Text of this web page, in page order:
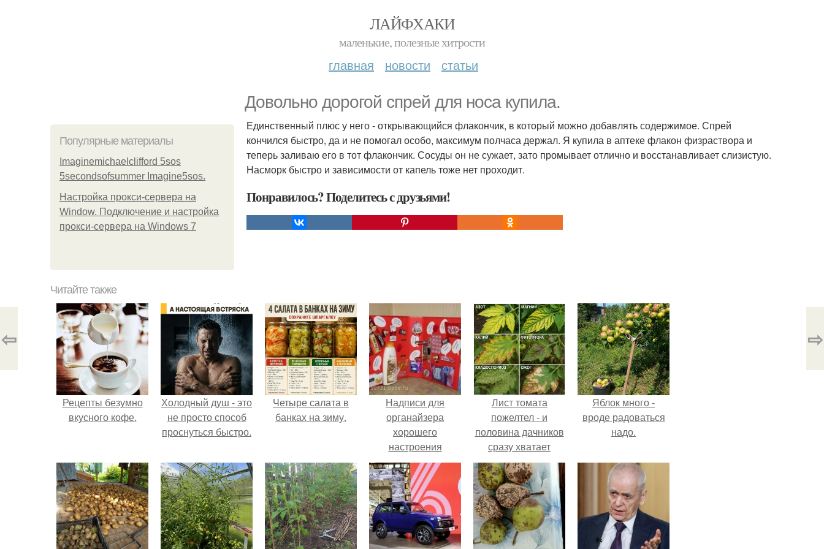
ЛАЙФХАКИ
маленькие, полезные хитрости
главная новости статьи
Довольно дорогой спрей для носа купила.
Популярные материалы
Imaginemichaelclifford 5sos
5secondsofsummer Imagine5sos.
Настройка прокси-сервера на
Window. Подключение и настройка
прокси-сервера на Windows 7
Единственный плюс у него - открывающийся флакончик, в который можно добавлять содержимое. Спрей
кончился быстро, да и не помогал особо, максимум полчаса держал. Я купила в аптеке флакон физраствора и
теперь заливаю его в тот флакончик. Сосуды он не сужает, зато промывает отлично и восстанавливает слизистую.
Насморк быстро и зависимости от капель тоже нет проходит.
Понравилось? Поделитесь с друзьями!
⇦ ⇨
Читайте также
Рецепты безумно
вкусного кофе.
Холодный душ - это
не просто способ
проснуться быстро.
Четыре салата в
банках на зиму.
Надписи для
органайзера
хорошего
настроения
распечатать. Идеи
"Органайзеров
Хорошего
Настроения" с
примерами
подарочков.
Лист томата
пожелтел - и
половина дачников
сразу хватает
удобрение.
Яблок много -
вроде радоваться
надо.